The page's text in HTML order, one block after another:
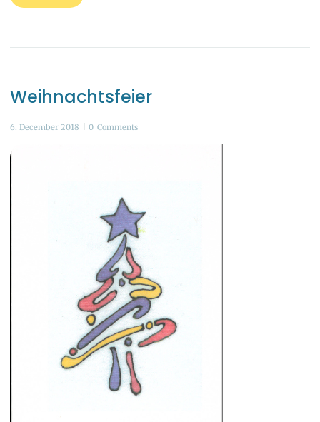
Weihnachtsfeier
6. December 2018 0 Comments